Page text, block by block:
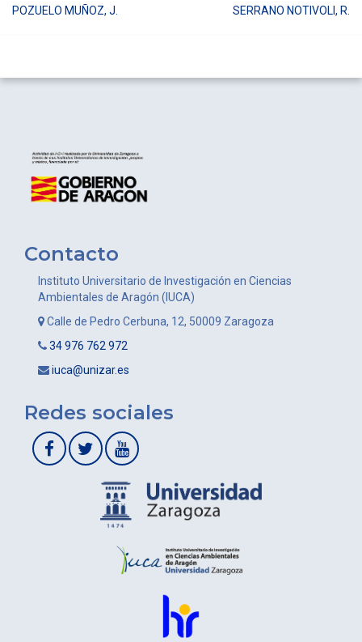
entradas
POZUELO MUÑOZ, J. SERRANO NOTIVOLI, R.
Contacto
Instituto Universitario de Investigación en Ciencias
Ambientales de Aragón (IUCA)
Calle de Pedro Cerbuna, 12, 50009 Zaragoza
34 976 762 972
iuca@unizar.es
Redes sociales